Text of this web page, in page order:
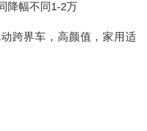
降幅不同1-2万
跨界车，高颜值，家用适